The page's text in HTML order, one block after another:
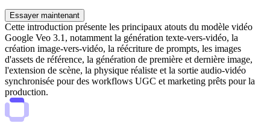
Essayer maintenant
Cette introduction présente les principaux atouts du modèle vidéo
Google Veo 3.1, notamment la génération texte-vers-vidéo, la
création image-vers-vidéo, la réécriture de prompts, les images
d'assets de référence, la génération de première et dernière image,
l'extension de scène, la physique réaliste et la sortie audio-vidéo
synchronisée pour des workflows UGC et marketing prêts pour la
production.